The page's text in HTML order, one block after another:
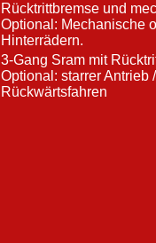
Rücktrittbremse und
Optional: Mechanische
Hinterrädern.
3-Gang Sram mit
Optional: starrer Antrieb
Rückwärtsfahren